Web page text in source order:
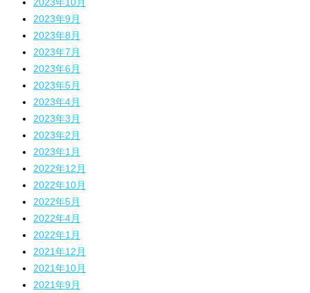
2023年9月
2023年8月
2023年7月
2023年6月
2023年5月
2023年4月
2023年3月
2023年2月
2023年1月
2022年12月
2022年10月
2022年5月
2022年4月
2022年1月
2021年12月
2021年10月
2021年9月